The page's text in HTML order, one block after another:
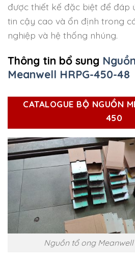
được thiết kế đặc biệt để đáp
tin cậy cao và ổn định trong
nghiệp và hệ thống nhúng.
Thông tin bổ sung
Meanwell HRPG-450-48
CATALOGUE BỘ NGUỒN
450
Nguồn tổ ong Meanwell